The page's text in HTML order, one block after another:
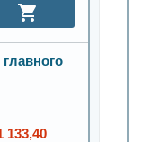
133,40